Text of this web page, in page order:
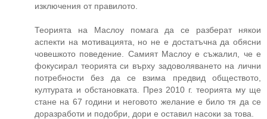
изключения от правилото.
Теорията на Маслоу помага да се разберат някои
аспекти на мотивацията, но не е достатъчна да обясни
човешкото поведение. Самият Маслоу е съжалил, че е
фокусирал теорията си върху задоволяването на лични
потребности без да се взима предвид обществото,
културата и обстановката. През 2010 г. теорията му ще
стане на 67 години и неговото желание е било тя да се
доразработи и подобри, дори е оставил насоки за това.